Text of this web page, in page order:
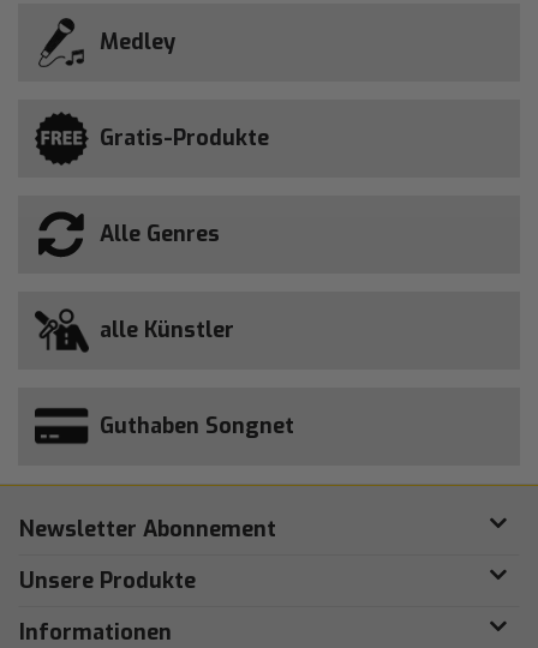
Medley
Gratis-Produkte
Alle Genres
alle Künstler
Guthaben Songnet
Newsletter Abonnement
Unsere Produkte
Informationen